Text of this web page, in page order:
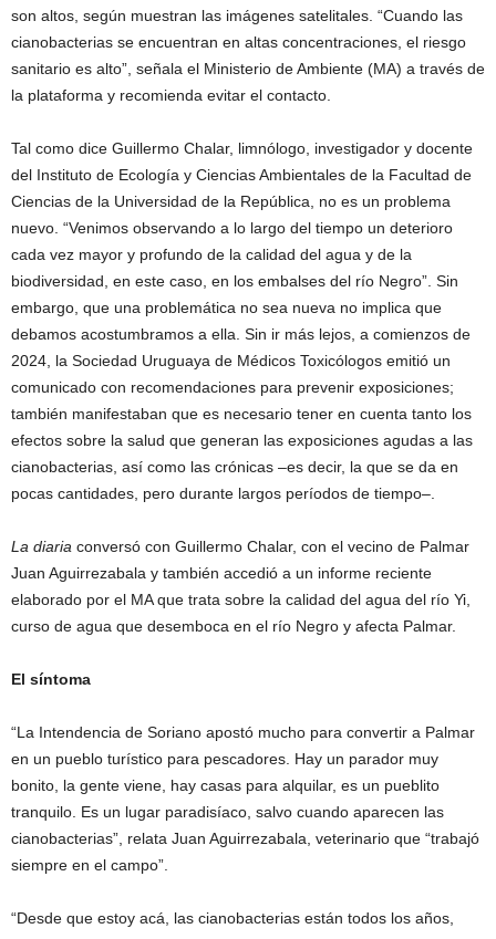
son altos, según muestran las imágenes satelitales. “Cuando las
cianobacterias se encuentran en altas concentraciones, el riesgo
sanitario es alto”, señala el Ministerio de Ambiente (MA) a través de
la plataforma y recomienda evitar el contacto.
Tal como dice Guillermo Chalar, limnólogo, investigador y docente
del Instituto de Ecología y Ciencias Ambientales de la Facultad de
Ciencias de la Universidad de la República, no es un problema
nuevo. “Venimos observando a lo largo del tiempo un deterioro
cada vez mayor y profundo de la calidad del agua y de la
biodiversidad, en este caso, en los embalses del río Negro”. Sin
embargo, que una problemática no sea nueva no implica que
debamos acostumbramos a ella. Sin ir más lejos, a comienzos de
2024, la Sociedad Uruguaya de Médicos Toxicólogos emitió un
comunicado con recomendaciones para prevenir exposiciones;
también manifestaban que es necesario tener en cuenta tanto los
efectos sobre la salud que generan las exposiciones agudas a las
cianobacterias, así como las crónicas –es decir, la que se da en
pocas cantidades, pero durante largos períodos de tiempo–.
La diaria conversó con Guillermo Chalar, con el vecino de Palmar
Juan Aguirrezabala y también accedió a un informe reciente
elaborado por el MA que trata sobre la calidad del agua del río Yi,
curso de agua que desemboca en el río Negro y afecta Palmar.
El síntoma
“La Intendencia de Soriano apostó mucho para convertir a Palmar
en un pueblo turístico para pescadores. Hay un parador muy
bonito, la gente viene, hay casas para alquilar, es un pueblito
tranquilo. Es un lugar paradisíaco, salvo cuando aparecen las
cianobacterias”, relata Juan Aguirrezabala, veterinario que “trabajó
siempre en el campo”.
“Desde que estoy acá, las cianobacterias están todos los años,